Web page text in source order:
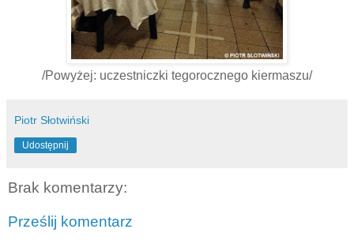
/Powyżej: uczestniczki tegorocznego kiermaszu/
Piotr Słotwiński
Udostępnij
Brak komentarzy:
Prześlij komentarz